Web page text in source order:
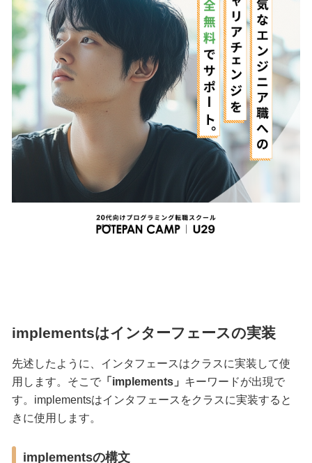
implementsはインターフェースの実装
先述したように、インタフェースはクラスに実装して使
用します。そこで「implements」 キーワードが出現で
す。implementsはインタフェースをクラスに実装すると
きに使用します。
implementsの構文